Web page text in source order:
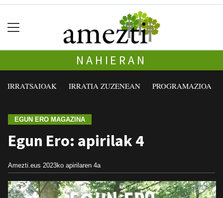
NAHIERAN
IRRATSAIOAK IRRATIA ZUZENEAN PROGRAMAZIOA
EGUN ERO MAGAZINA
Egun Ero: apirilak 4
Amezti.eus 2023ko apirilaren 4a